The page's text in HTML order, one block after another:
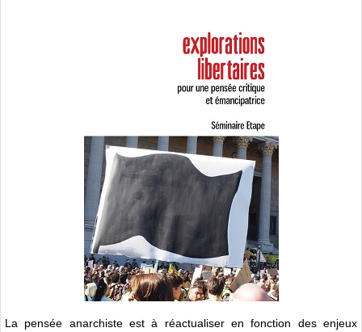
La pensée anarchiste est à réactualiser en fonction des enjeux